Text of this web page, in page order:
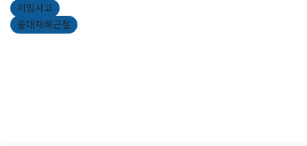
끼임사고
중대재해근절